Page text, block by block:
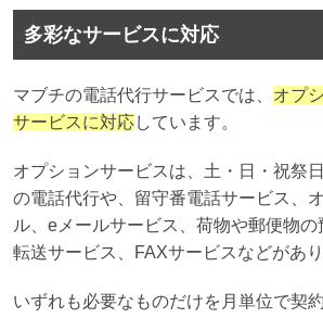
多彩なサービスに対応
マブチの電話代行サービスでは、 オプ
サービスに対応しています。
オプションサービスは、土・日・祝祭
の電話代行や、留守番電話サービス、
ル、eメールサービス、荷物や郵便物の
転送サービス、FAXサービスなどがあり
いずれも必要なものだけを月単位で契